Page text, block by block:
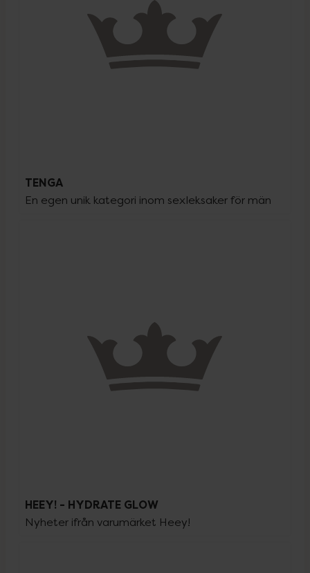
TENGA
En egen unik kategori inom sexleksaker för män
HEEY! - HYDRATE GLOW
Nyheter ifrån varumärket Heey!